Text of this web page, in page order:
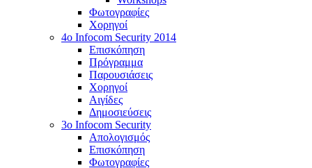
Φωτογραφίες
Χορηγοί
4ο Infocom Security 2014
Επισκόπηση
Πρόγραμμα
Παρουσιάσεις
Χορηγοί
Αιγίδες
Δημοσιεύσεις
3o Infocom Security
Απολογισμός
Επισκόπηση
Φωτογραφίες